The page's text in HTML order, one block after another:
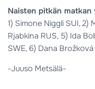
Naisten pitkän matkan
1) Simone Niggli SUI, 2)
Rjabkina RUS, 5) Ida
SWE, 6) Dana Brožková
-Juuso Metsälä-